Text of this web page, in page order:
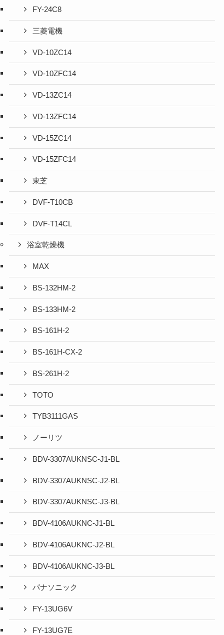
FY-24C8
三菱電機
VD-10ZC14
VD-10ZFC14
VD-13ZC14
VD-13ZFC14
VD-15ZC14
VD-15ZFC14
東芝
DVF-T10CB
DVF-T14CL
浴室乾燥機
MAX
BS-132HM-2
BS-133HM-2
BS-161H-2
BS-161H-CX-2
BS-261H-2
TOTO
TYB3111GAS
ノーリツ
BDV-3307AUKNSC-J1-BL
BDV-3307AUKNSC-J2-BL
BDV-3307AUKNSC-J3-BL
BDV-4106AUKNC-J1-BL
BDV-4106AUKNC-J2-BL
BDV-4106AUKNC-J3-BL
パナソニック
FY-13UG6V
FY-13UG7E